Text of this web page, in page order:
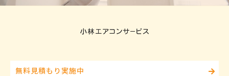
無料見積もり実施中